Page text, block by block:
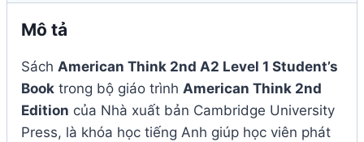
Mô tả
Sách American Think 2nd A2 Level 1 Student’s
Book trong bộ giáo trình American Think 2nd
Edition của Nhà xuất bản Cambridge University
Press, là khóa học tiếng Anh giúp học viên phát